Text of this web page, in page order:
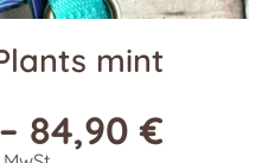
mint
– 84,90€